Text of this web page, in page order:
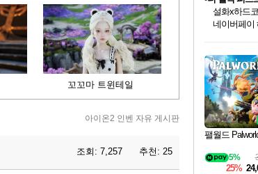
꼬꼬마 트윈테일
아이온2 인벤 자유 게시판
조회: 7,257 추천: 25
최대 90%
네이버혜택
50%할인&
네이버 포인
이니&베니
네이버 혜택
할인&네이
설화x하드
네이버페이
40주년 프
할인가에
일부 에디션
혜택으로 예
편안하게
팰월드
5%
25%